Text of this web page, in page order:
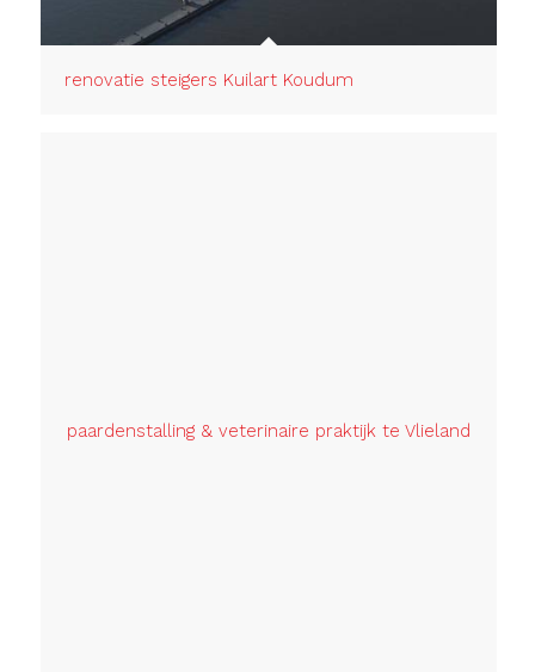
renovatie steigers Kuilart Koudum
paardenstalling & veterinaire praktijk te Vlieland